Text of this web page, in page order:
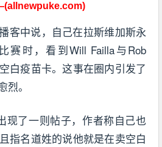
客中说，自己在拉斯维加斯永
赛时，看到Will Failla与Rob
白疫苗卡。这事在圈内引发了
。
现了一则帖子，作者称自己也
指名道姓的说他就是在卖空白